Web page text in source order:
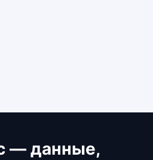
— данные,